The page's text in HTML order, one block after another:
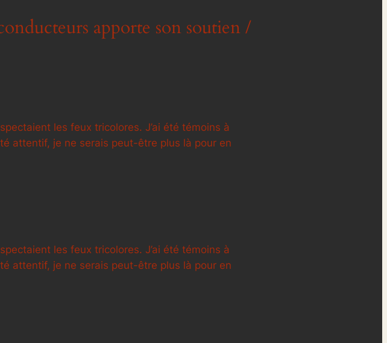
apporte son soutien /
les feux tricolores. J’ai été témoins à
attentif, je ne serais peut-être plus là pour en
les feux tricolores. J’ai été témoins à
attentif, je ne serais peut-être plus là pour en